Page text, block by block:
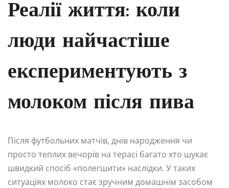
Реалії життя: коли
люди найчастіше
експериментують з
молоком після пива
Після футбольних матчів, днів народження чи
просто теплих вечорів на терасі багато хто шукає
швидкий спосіб «полегшити» наслідки. У таких
ситуаціях молоко стає зручним домашнім засобом